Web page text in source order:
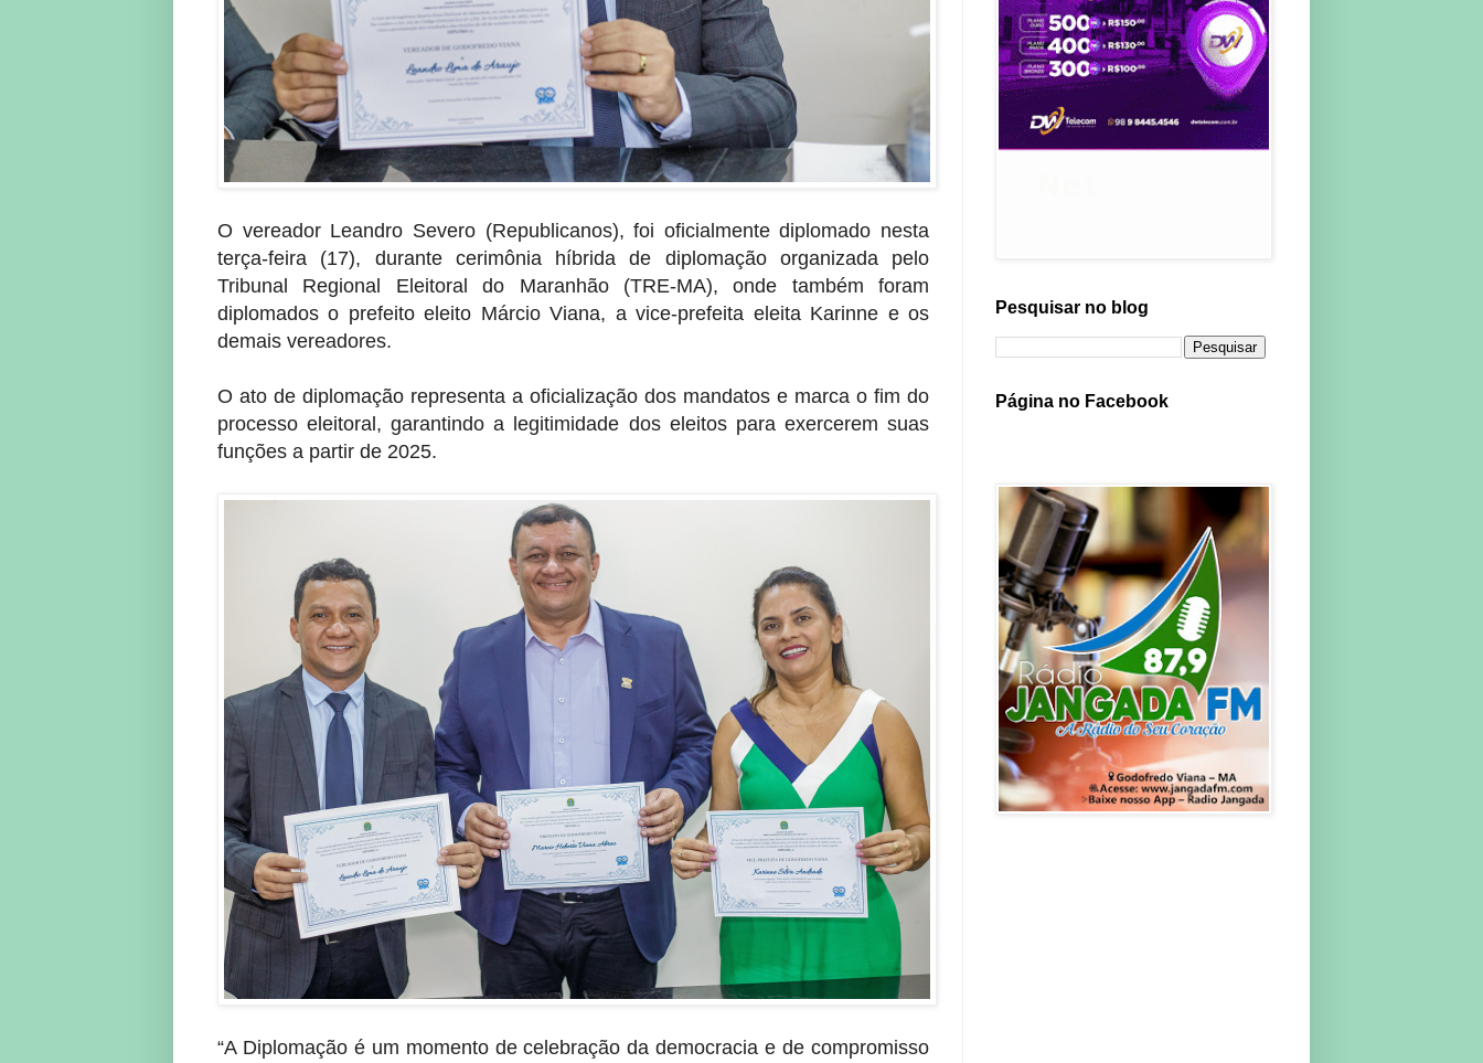
O vereador Leandro Severo (Republicanos), foi oficialmente diplomado nesta
terça-feira (17), durante cerimônia híbrida de diplomação organizada pelo
Tribunal Regional Eleitoral do Maranhão (TRE-MA), onde também foram
diplomados o prefeito eleito Márcio Viana, a vice-prefeita eleita Karinne e os
demais vereadores.
O ato de diplomação representa a oficialização dos mandatos e marca o fim do
processo eleitoral, garantindo a legitimidade dos eleitos para exercerem suas
funções a partir de 2025.
“A Diplomação é um momento de celebração da democracia e de compromisso
Pesquisar no blog
Página no Facebook